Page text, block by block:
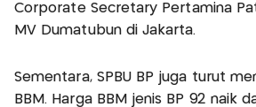
Corporate Secretary Pertamina
MV Dumatubun di Jakarta.
Sementara, SPBU BP juga turut
BBM. Harga BBM jenis BP 92 naik